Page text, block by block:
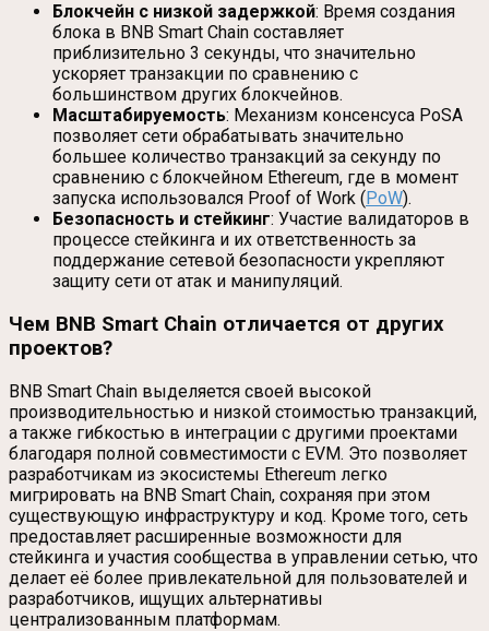
Блокчейн с низкой задержкой: Время создания
блока в BNB Smart Chain составляет
приблизительно 3 секунды, что значительно
ускоряет транзакции по сравнению с
большинством других блокчейнов.
Масштабируемость: Механизм консенсуса PoSA
позволяет сети обрабатывать значительно
большее количество транзакций за секунду по
сравнению с блокчейном Ethereum, где в момент
запуска использовался Proof of Work ( PoW).
Безопасность и стейкинг: Участие валидаторов в
процессе стейкинга и их ответственность за
поддержание сетевой безопасности укрепляют
защиту сети от атак и манипуляций.
Чем BNB Smart Chain отличается от других
проектов?
BNB Smart Chain выделяется своей высокой
производительностью и низкой стоимостью транзакций,
а также гибкостью в интеграции с другими проектами
благодаря полной совместимости с EVM. Это позволяет
разработчикам из экосистемы Ethereum легко
мигрировать на BNB Smart Chain, сохраняя при этом
существующую инфраструктуру и код. Кроме того, сеть
предоставляет расширенные возможности для
стейкинга и участия сообщества в управлении сетью, что
делает её более привлекательной для пользователей и
разработчиков, ищущих альтернативы
централизованным платформам.